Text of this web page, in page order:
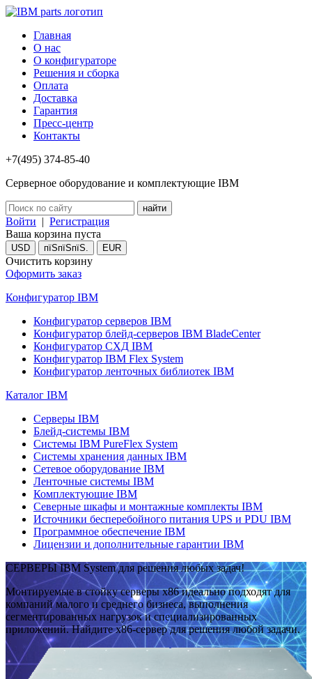
Главная
О нас
О конфигураторе
Решения и сборка
Оплата
Доставка
Гарантия
Пресс-центр
Контакты
+7(495) 374-85-40
Серверное оборудование и комплектующие IBM
Войти | Регистрация
Ваша корзина пуста
USD пїЅпїЅпїЅ. EUR
Очистить корзину
Оформить заказ
Конфигуратор IBM
Конфигуратор серверов IBM
Конфигуратор блейд-серверов IBM BladeCenter
Конфигуратор СХД IBM
Конфигуратор IBM Flex System
Конфигуратор ленточных библиотек IBM
Каталог IBM
Серверы IBM
Блейд-системы IBM
Системы IBM PureFlex System
Системы хранения данных IBM
Сетевое оборудование IBM
Ленточные системы IBM
Комплектующие IBM
Северные шкафы и монтажные комплекты IBM
Источники бесперебойного питания UPS и PDU IBM
Программное обеспечение IBM
Лицензии и дополнительные гарантии IBM
СЕРВЕРЫ IBM System для решения любых задач!
Монтируемые в стойку серверы x86 идеально подходят для
компаний малого и среднего бизнеса, выполнения
сегментированных нагрузок и специализированных
приложений. Найдите x86-сервер для решения любой задачи.